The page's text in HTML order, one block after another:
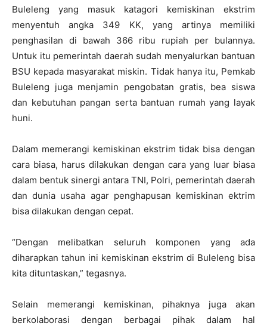
Buleleng yang masuk katagori kemiskinan ekstrim
menyentuh angka 349 KK, yang artinya memiliki
penghasilan di bawah 366 ribu rupiah per bulannya.
Untuk itu pemerintah daerah sudah menyalurkan bantuan
BSU kepada masyarakat miskin. Tidak hanya itu, Pemkab
Buleleng juga menjamin pengobatan gratis, bea siswa
dan kebutuhan pangan serta bantuan rumah yang layak
huni.
Dalam memerangi kemiskinan ekstrim tidak bisa dengan
cara biasa, harus dilakukan dengan cara yang luar biasa
dalam bentuk sinergi antara TNI, Polri, pemerintah daerah
dan dunia usaha agar penghapusan kemiskinan ektrim
bisa dilakukan dengan cepat.
“Dengan melibatkan seluruh komponen yang ada
diharapkan tahun ini kemiskinan ekstrim di Buleleng bisa
kita dituntaskan,” tegasnya.
Selain memerangi kemiskinan, pihaknya juga akan
berkolaborasi dengan berbagai pihak dalam hal